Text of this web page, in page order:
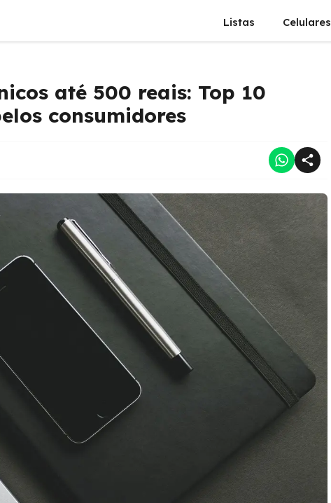
Listas Celulares
até 500 reais: Top 10
consumidores